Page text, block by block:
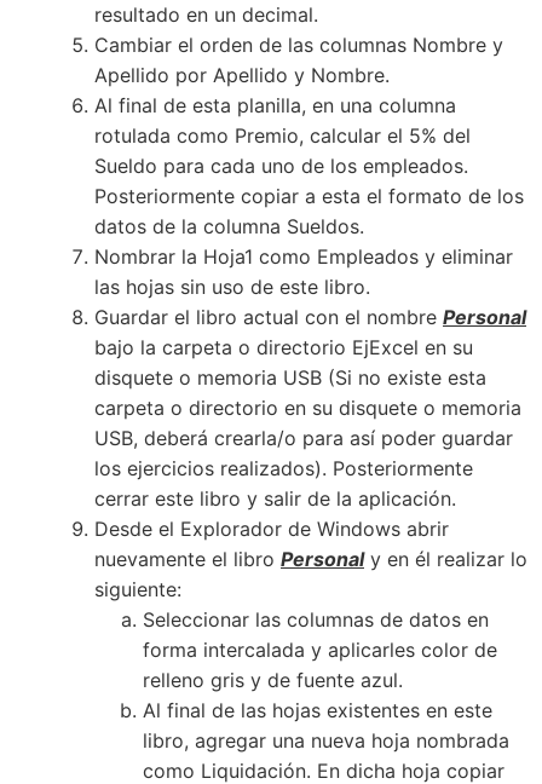
resultado en un decimal.
Cambiar el orden de las columnas Nombre y
Apellido por Apellido y Nombre.
Al final de esta planilla, en una columna
rotulada como Premio, calcular el 5% del
Sueldo para cada uno de los empleados.
Posteriormente copiar a esta el formato de los
datos de la columna Sueldos.
Nombrar la Hoja1 como Empleados y eliminar
las hojas sin uso de este libro.
Guardar el libro actual con el nombre Personal
bajo la carpeta o directorio EjExcel en su
disquete o memoria USB (Si no existe esta
carpeta o directorio en su disquete o memoria
USB, deberá crearla/o para así poder guardar
los ejercicios realizados). Posteriormente
cerrar este libro y salir de la aplicación.
Desde el Explorador de Windows abrir
nuevamente el libro Personaly en él realizar lo
siguiente:
Seleccionar las columnas de datos en
forma intercalada y aplicarles color de
relleno gris y de fuente azul.
Al final de las hojas existentes en este
libro, agregar una nueva hoja nombrada
como Liquidación. En dicha hoja copiar